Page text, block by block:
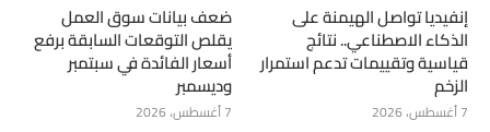
إنفيديا تواصل الهيمنة على
الذكاء الاصطناعي.. نتائج
قياسية وتقييمات تدعم استمرار
الزخم
7 أغسطس، 2026
ضعف بيانات سوق العمل
يقلص التوقعات السابقة برفع
أسعار الفائدة في سبتمبر
وديسمبر
7 أغسطس، 2026